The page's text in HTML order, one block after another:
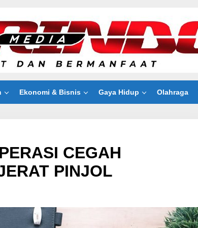
Ekonomi & Bisnis Gaya Hidup Olahraga
CEGAH
PINJOL